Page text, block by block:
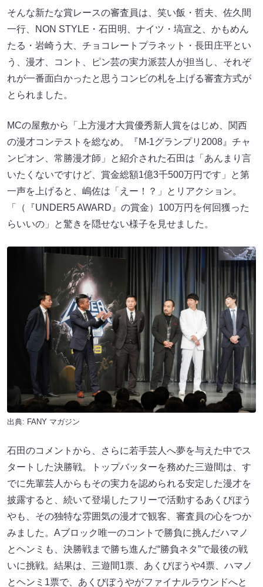
そんな新たな賞レースの審査員は、笑い飯・哲夫、佐久間
一行、NON STYLE・石田明、ナイツ・塙宣之、かもめん
たる・岩崎う大、チョコレートプラネット・長田庄平とい
う、漫才、コント、ピン芸の実力派芸人が担当し、それぞ
れが一番面白かったと思うコンビの札を上げる審査方式が
とられました。
MCの屋敷から「上方漫才大賞優秀新人賞をはじめ、関西
の漫才コンテストを総なめ。『M-1グランプリ2008』チャ
ンピオン、常勝漫才師」と紹介された石田は「あんまり言
いたくないですけど、賞金総額1億3千500万円です」と第
一声を上げると、嶋佐は「えー！？」とリアクション。
「（『UNDER5 AWARD』の賞金）100万円を何回獲った
らいいの」と驚きを隠せない様子を見せました。
出典: FANY マガジン
石田のコメントから、さらに若手芸人へ夢を与えた中でス
タートした決勝戦。トップバッターを務めた三遊間は、す
でに先輩芸人からもその実力を認められる安定した漫才を
披露すると、続いて登場したフリーで活動するあくびぼう
やも、その独特な雰囲気の漫才で観客、審査員の心をつか
みました。Aブロック唯一のコントで勝負に挑んだハマノ
とヘンミも、決勝戦まで勝ち進んだ“勝負ネタ”で最後の戦
いに挑戦。結果は、三遊間1票、あくびぼうや4票、ハマノ
とヘンミ1票で、あくびぼうやがファイナルラウンドへと